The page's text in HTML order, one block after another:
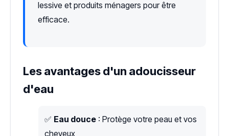
lessive et produits ménagers pour être
efficace.
Les avantages d'un adoucisseur
d'eau
✅ Eau douce : Protège votre peau et vos
cheveux